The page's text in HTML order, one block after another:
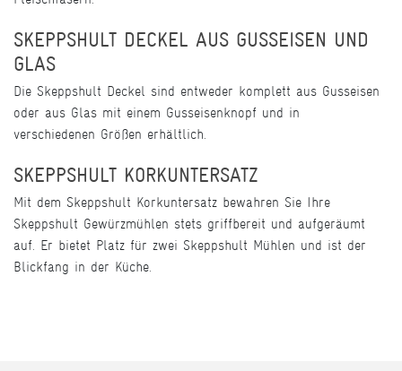
SKEPPSHULT DECKEL AUS GUSSEISEN UND
GLAS
Die Skeppshult Deckel sind entweder komplett aus Gusseisen
oder aus Glas mit einem Gusseisenknopf und in
verschiedenen Größen erhältlich.
SKEPPSHULT KORKUNTERSATZ
Mit dem Skeppshult Korkuntersatz bewahren Sie Ihre
Skeppshult Gewürzmühlen stets griffbereit und aufgeräumt
auf. Er bietet Platz für zwei Skeppshult Mühlen und ist der
Blickfang in der Küche.